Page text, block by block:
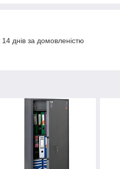
днів за домовленістю